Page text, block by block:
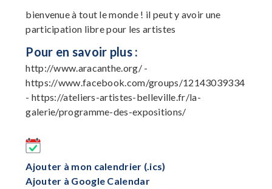
bienvenue à tout le monde ! il peut y avoir une
participation libre pour les artistes
Pour en savoir plus :
http://www.aracanthe.org/ -
https://www.facebook.com/groups/12143039334
- https://ateliers-artistes-belleville.fr/la-
galerie/programme-des-expositions/
Ajouter à mon calendrier (.ics)
Ajouter à Google Calendar